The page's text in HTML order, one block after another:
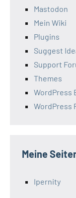
Mastodon
Mein Wiki
Plugins
Suggest
Support
Themes
WordPress
WordPress
Meine
Ipernity